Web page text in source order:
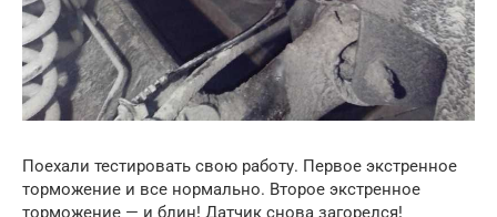
Поехали тестировать свою работу. Первое экстренное
торможение и все нормально. Второе экстренное
торможение — и блин! Датчик снова загорелся!